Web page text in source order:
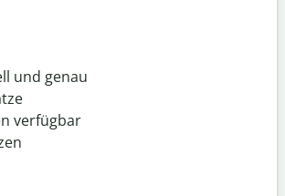
und genau
verfügbar